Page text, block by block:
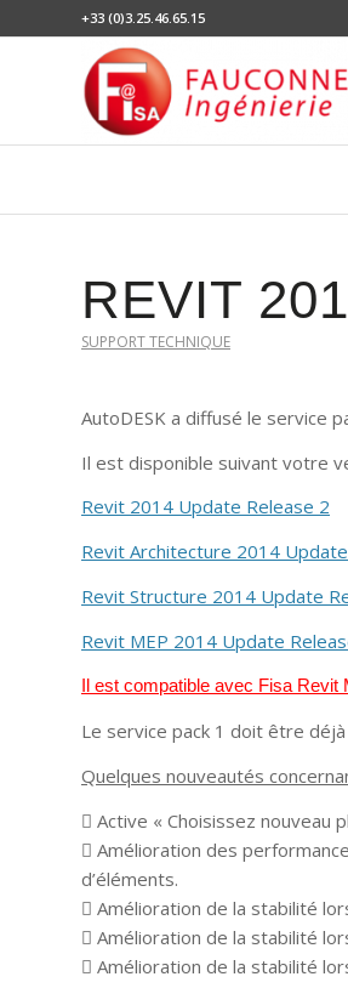
+33 (0)3.25.46.65.15
REVIT
SUPPORT TECHNIQUE
AutoDESK a diffusé le service
Il est disponible suivant votre
Revit 2014 Update Release 2
Revit Architecture 2014
Revit Structure 2014 Update
Revit MEP 2014 Update
Il est compatible avec Fisa Revit
Le service pack 1 doit être déjà
Quelques nouveautés
 Active « Choisissez nouveau
 Amélioration des
d’éléments.
 Amélioration de la stabilité
 Amélioration de la stabilité
 Amélioration de la stabilité